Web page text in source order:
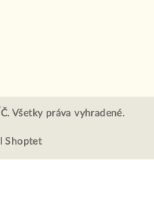
. Všetky práva vyhradené.
Shoptet